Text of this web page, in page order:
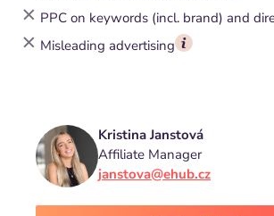
PPC on keywords (incl. brand) and
Misleading advertising
Kristina Janstová
Affiliate Manager
janstova@ehub.cz